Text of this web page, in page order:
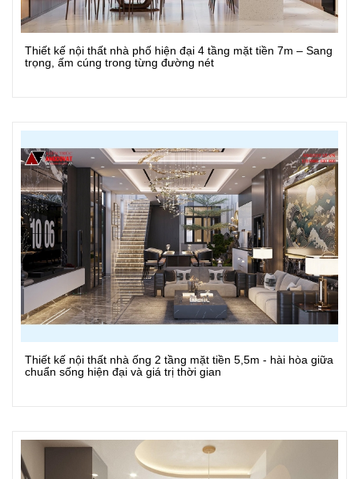
Xem Chi Tiết
Thiết kế nội thất nhà phố hiện đại 4 tầng mặt tiền 7m – Sang
trọng, ấm cúng trong từng đường nét
Xem Chi Tiết
Thiết kế nội thất nhà ống 2 tầng mặt tiền 5,5m - hài hòa giữa
chuẩn sống hiện đại và giá trị thời gian